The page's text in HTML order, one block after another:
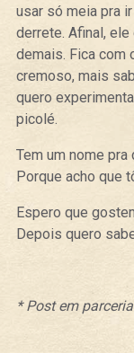
usar só meia pra
derrete. Afinal,
demais. Fica com
cremoso, mais
quero
picolé.
Tem um nome
Porque acho que
Espero que
Depois quero
* Post em